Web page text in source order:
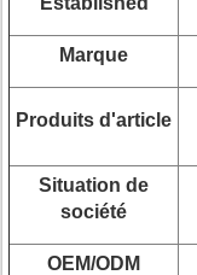
Marque
Produits d'article
Situation de
société
OEM/ODM